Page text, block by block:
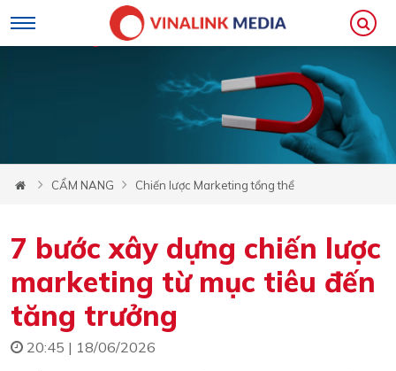
CẨM NANG Chiến lược Marketing tổng thể
7 bước xây dựng chiến lược
marketing từ mục tiêu đến
tăng trưởng
20:45 | 18/06/2026